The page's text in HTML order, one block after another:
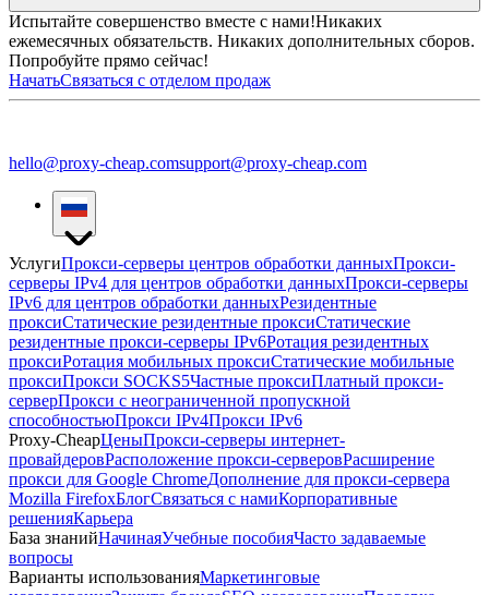
Испытайте совершенство вместе с нами!Никаких
ежемесячных обязательств. Никаких дополнительных сборов.
Попробуйте прямо сейчас!
НачатьСвязаться с отделом продаж
hello@proxy-cheap.comsupport@proxy-cheap.com
УслугиПрокси-серверы центров обработки данныхПрокси-
серверы IPv4 для центров обработки данныхПрокси-серверы
IPv6 для центров обработки данныхРезидентные
проксиСтатические резидентные проксиСтатические
резидентные прокси-серверы IPv6Ротация резидентных
проксиРотация мобильных проксиСтатические мобильные
проксиПрокси SOCKS5Частные проксиПлатный прокси-
серверПрокси с неограниченной пропускной
способностьюПрокси IPv4Прокси IPv6
Proxy-CheapЦеныПрокси-серверы интернет-
провайдеровРасположение прокси-серверовРасширение
прокси для Google ChromeДополнение для прокси-сервера
Mozilla FirefoxБлогСвязаться с намиКорпоративные
решенияКарьера
База знанийНачинаяУчебные пособияЧасто задаваемые
вопросы
Варианты использованияМаркетинговые